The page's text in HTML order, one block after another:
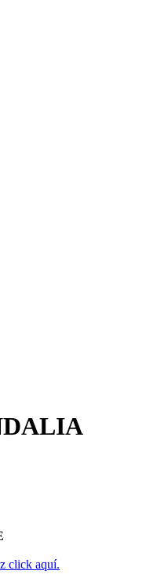
click aquí.